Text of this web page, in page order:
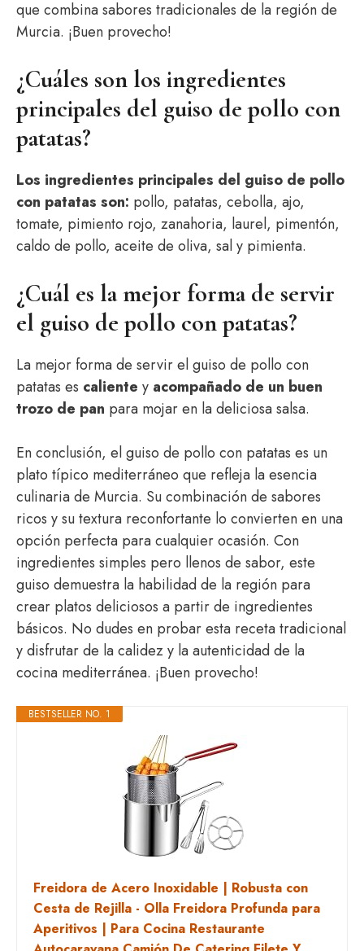
que combina sabores tradicionales de la región de
Murcia. ¡Buen provecho!
¿Cuáles son los ingredientes
principales del guiso de pollo con
patatas?
Los ingredientes principales del guiso de pollo
con patatas son: pollo, patatas, cebolla, ajo,
tomate, pimiento rojo, zanahoria, laurel, pimentón,
caldo de pollo, aceite de oliva, sal y pimienta.
¿Cuál es la mejor forma de servir
el guiso de pollo con patatas?
La mejor forma de servir el guiso de pollo con
patatas es caliente y acompañado de un buen
trozo de pan para mojar en la deliciosa salsa.
En conclusión, el guiso de pollo con patatas es un
plato típico mediterráneo que refleja la esencia
culinaria de Murcia. Su combinación de sabores
ricos y su textura reconfortante lo convierten en una
opción perfecta para cualquier ocasión. Con
ingredientes simples pero llenos de sabor, este
guiso demuestra la habilidad de la región para
crear platos deliciosos a partir de ingredientes
básicos. No dudes en probar esta receta tradicional
y disfrutar de la calidez y la autenticidad de la
cocina mediterránea. ¡Buen provecho!
BESTSELLER NO. 1
Freidora de Acero Inoxidable | Robusta con
Cesta de Rejilla - Olla Freidora Profunda para
Aperitivos | Para Cocina Restaurante